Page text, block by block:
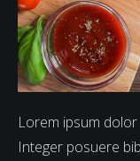
Lorem ipsum
Integer posuere